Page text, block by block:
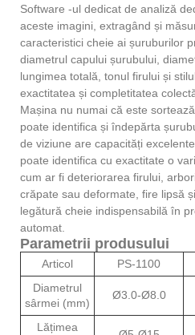
Software -ul dedicat de analiză
aceste imagini, extragând și
caracteristici cheie ai șuruburilor
diametrul capului șurubului,
lungimea totală, tonul firului și
exactitatea și completitatea
Mașina nu numai că este
poate identifica și îndepărta
de viziune are capacități
poate identifica cu exactitate o
cum ar fi deteriorarea firului,
crăpate sau deformate, fire lipsă
legătură cheie indispensabilă în
automat.
Parametrii produsului
Articol PS-1100
Diametrul
sârmei (mm)
Ø3.0-Ø8.0
Lățimea